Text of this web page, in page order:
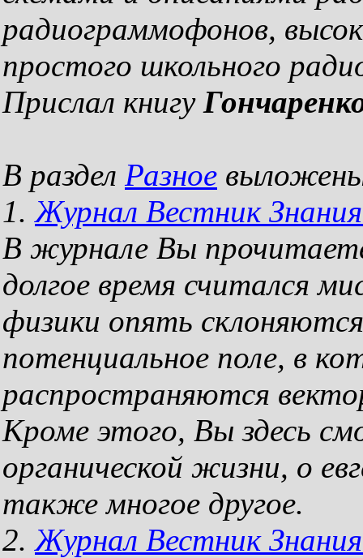
радиограммофонов,
простого школьного
Прислал книгу
В раздел Разное
1. Журнал Вестник
В журнале Вы
долгое время считался
физики опять
потенциальное поле, в
распространяются
Кроме этого, Вы здесь
органической жизни, о
также многое другое.
2. Журнал Вестник